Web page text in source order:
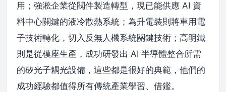
用；強淞企業從閥件製造轉型，現已能供應 AI 資
料中心關鍵的液冷散熱系統；為升電裝則將車用電
子技術轉化，切入反無人機系統關鍵技術；高明鐵
則是從模座生產，成功研發出 AI 半導體整合所需
的矽光子耦光設備，這些都是很好的典範，他們的
成功經驗都值得所有傳統產業學習、借鑑。